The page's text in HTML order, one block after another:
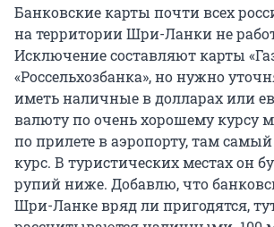
Банковские карты почти всех
на территории Шри-Ланки не
Исключение составляют карты
«Россельхозбанка», но нужно
иметь наличные в долларах или
валюту по очень хорошему курсу
по прилете в аэропорту, там
курс. В туристических местах он
рупий ниже. Добавлю, что
Шри-Ланке вряд ли пригодятся,